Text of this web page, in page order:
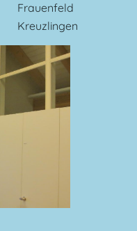
Frauenfeld
Kreuzlingen